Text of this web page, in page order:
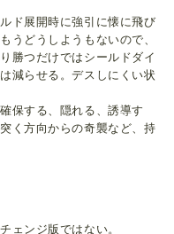
ド展開時に強引に懐に飛び
うどうしようもないので、
勝つだけではシールドダイ
減らせる。デスしにくい状
保する、隠れる、誘導す
く方向からの奇襲など、持
ェンジ版ではない。